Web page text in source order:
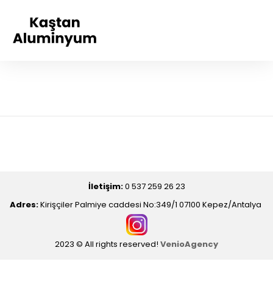
İletişim:0 537 259 26 23
Adres:Kirişçiler Palmiye caddesi No:349/1 07100 Kepez/Antalya
2023 © All rights reserved! VenioAgency